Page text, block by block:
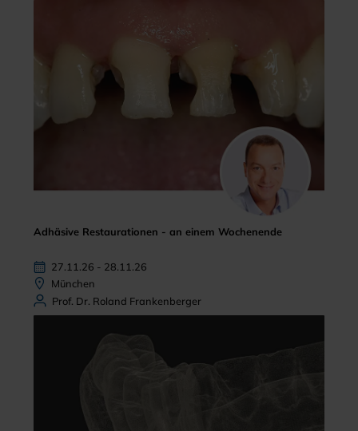
Adhäsive Restaurationen - an einem Wochenende
27.11.26 - 28.11.26
München
Prof. Dr. Roland Frankenberger